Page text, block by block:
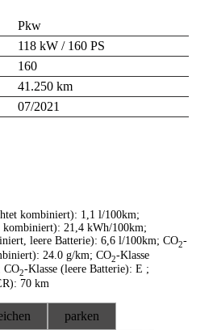
Pkw
118 kW / 160 PS
160
41.250 km
07/2021
kombiniert): 1,1 l/100km;
kombiniert): 21,4 kWh/100km;
leere Batterie): 6,6 l/100km; CO2-
24.0 g/km; CO2-Klasse
CO2-Klasse (leere Batterie): E ;
70 km
parken